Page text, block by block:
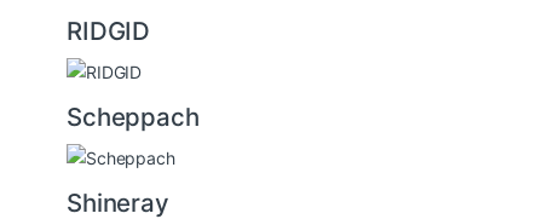
RIDGID
Scheppach
Shineray